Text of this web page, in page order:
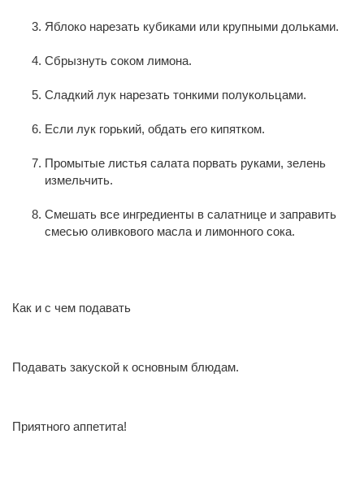
Яблоко нарезать кубиками или крупными дольками.
Сбрызнуть соком лимона.
Сладкий лук нарезать тонкими полукольцами.
Если лук горький, обдать его кипятком.
Промытые листья салата порвать руками, зелень
измельчить.
Смешать все ингредиенты в салатнице и заправить
смесью оливкового масла и лимонного сока.
Как и с чем подавать
Подавать закуской к основным блюдам.
Приятного аппетита!